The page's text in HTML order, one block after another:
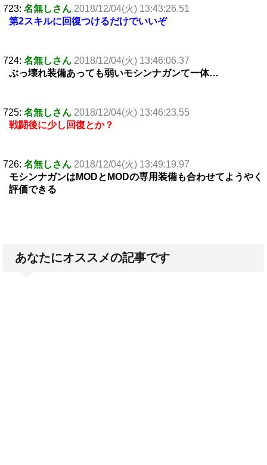
723: 名無しさん 2018/12/04(火) 13:43:26.51
第2スキルに回復つけるだけでいいぞ
724: 名無しさん 2018/12/04(火) 13:46:06.37
ぶっ壊れ装備あっても弱いモシンナガンて一体…
725: 名無しさん 2018/12/04(火) 13:46:23.55
戦闘後に少し回復とか？
726: 名無しさん 2018/12/04(火) 13:49:19.97
モシンナガンはMODとMODの専用装備も合わせてようやく
評価できる
あなたにオススメの記事です